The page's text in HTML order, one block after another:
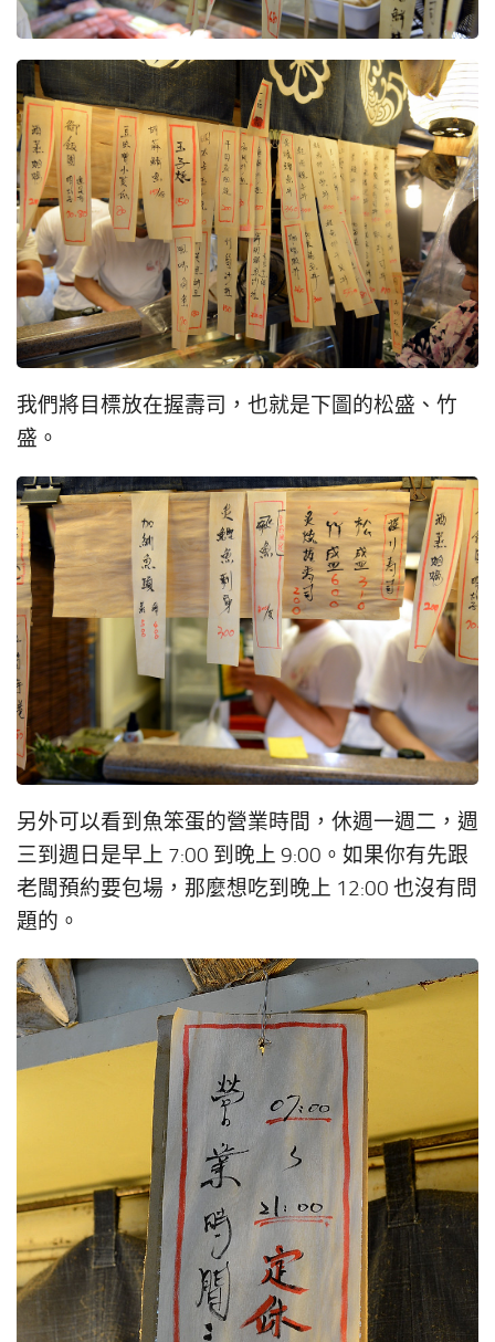
我們將目標放在握壽司，也就是下圖的松盛、竹
盛。
另外可以看到魚笨蛋的營業時間，休週一週二，週
三到週日是早上 7:00 到晚上 9:00。如果你有先跟
老闆預約要包場，那麼想吃到晚上 12:00 也沒有問
題的。